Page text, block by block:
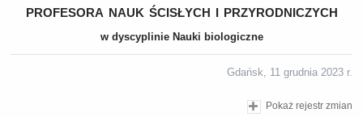
profesora nauk ścisłych i przyrodniczych
w dyscyplinie Nauki biologiczne
Gdańsk, 11 grudnia 2023 r.
Pokaż rejestr zmian